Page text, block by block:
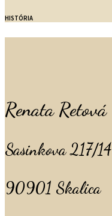
HISTÓRIA
Renata Retová
Sasinkova 217/14
90901 Skalica